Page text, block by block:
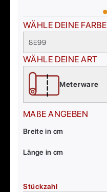
WÄHLE DEINE FARBE
8E99
WÄHLE DEINE ART
Meterware
MAßE ANGEBEN
Breite in cm
Länge in cm
Stückzahl